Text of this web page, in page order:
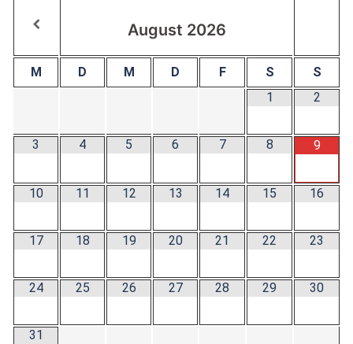
August 2026
M D M D F S
S
1
2
3 4 5 6 7 8 9
10 11 12 13 14 15 16
17 18 19 20 21 22 23
24 25 26 27 28 29 30
31